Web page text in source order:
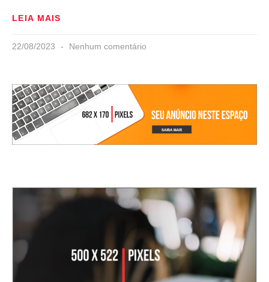
LEIA MAIS
22/08/2023 Nenhum comentário